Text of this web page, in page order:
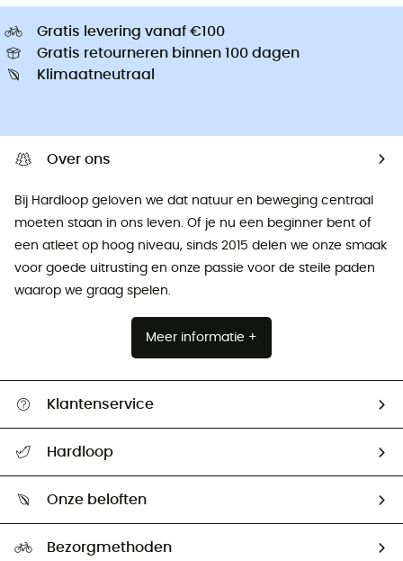
Gratis levering vanaf €100
Gratis retourneren binnen 100 dagen
Klimaatneutraal
Over ons
Bij Hardloop geloven we dat natuur en beweging centraal
moeten staan ​​in ons leven. Of je nu een beginner bent of
een atleet op hoog niveau, sinds 2015 delen we onze smaak
voor goede uitrusting en onze passie voor de steile paden
waarop we graag spelen.
Meer informatie +
Klantenservice
Retourzendingen & Terugbetalingen
Hardloop
Ambassadeurs
Onze beloften
Bezorgmethoden